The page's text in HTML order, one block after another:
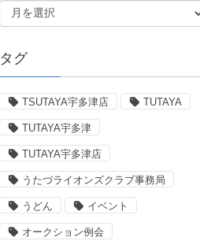
タグ
TSUTAYA宇多津店 TUTAYA
TUTAYA宇多津
TUTAYA宇多津店
うたづライオンズクラブ事務局
うどん イベント
オークション例会